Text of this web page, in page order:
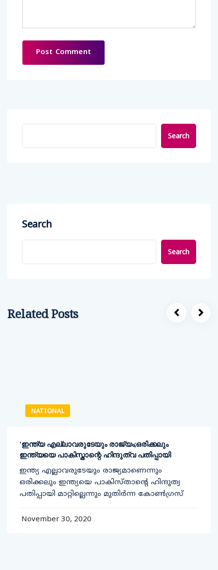
Search
Search
Search
Related Posts
NATIONAL
‘ഇന്ത്യ എല്ലാവരുടേയും രാജ്യം;ഒരിക്കലും
ഇന്ത്യയെ പാകിസ്താന്റെ ഹിന്ദുത്വ പതിപ്പായി
ഇന്ത്യ എല്ലാവരുടേയും രാജ്യമാണെന്നും
ഒരിക്കലും ഇന്ത്യയെ പാകിസ്താന്റെ ഹിന്ദുത്വ
പതിപ്പായി മാറ്റില്ലെന്നും മുതിര്‍ന്ന കോണ്‍ഗ്രസ്
November 30, 2020